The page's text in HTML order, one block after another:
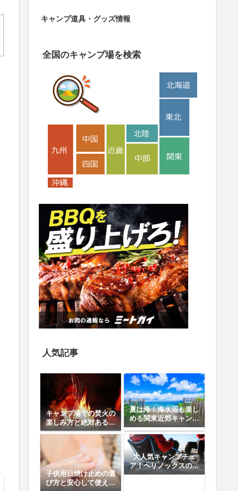
キャンプ道具・グッズ情報
全国のキャンプ場を検索
人気記事
キャンプ場での焚火の
楽しみ方と絶対あると
便利なアイテム8選
夏は海！海水浴も楽し
める関東近郊キャンプ
場10選
子供用日焼け止めの選
び方と安心して使える
大人気キャンプチェ
ア！ヘリノックスの魅
力と人気の5モデル徹